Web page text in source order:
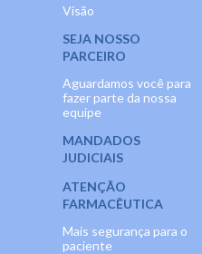
Visão
SEJA NOSSO
PARCEIRO
Aguardamos você para
fazer parte da nossa
equipe
MANDADOS
JUDICIAIS
ATENÇÃO
FARMACÊUTICA
Mais segurança para o
paciente